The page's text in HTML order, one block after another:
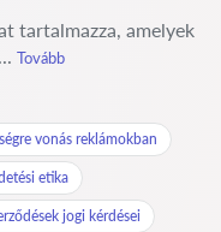
tartalmazza, amelyek
Tovább
vonás reklámokban
etika
jogi kérdései